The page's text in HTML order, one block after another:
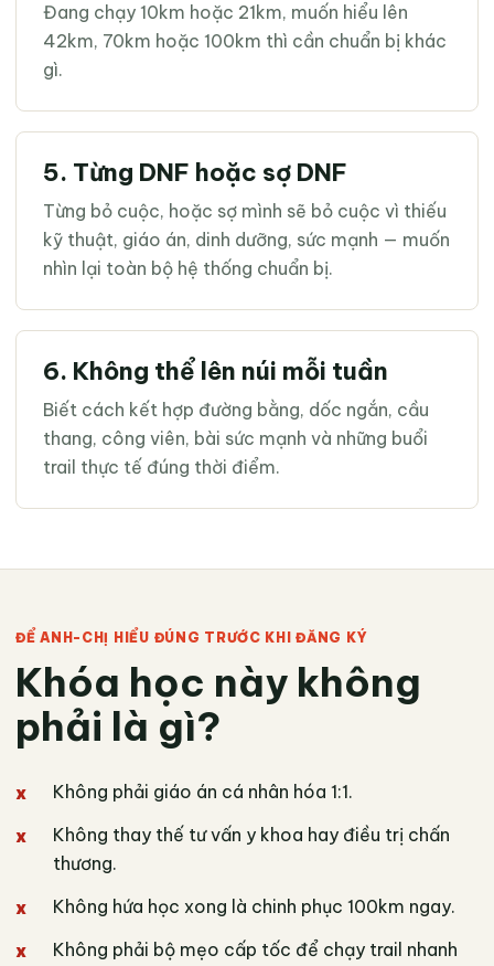
Đang chạy 10km hoặc 21km, muốn hiểu lên
42km, 70km hoặc 100km thì cần chuẩn bị khác
gì.
5. Từng DNF hoặc sợ DNF
Từng bỏ cuộc, hoặc sợ mình sẽ bỏ cuộc vì thiếu
kỹ thuật, giáo án, dinh dưỡng, sức mạnh — muốn
nhìn lại toàn bộ hệ thống chuẩn bị.
6. Không thể lên núi mỗi tuần
Biết cách kết hợp đường bằng, dốc ngắn, cầu
thang, công viên, bài sức mạnh và những buổi
trail thực tế đúng thời điểm.
ĐỂ ANH-CHỊ HIỂU ĐÚNG TRƯỚC KHI ĐĂNG KÝ
Khóa học này không
phải là gì?
Không phải giáo án cá nhân hóa 1:1.
Không thay thế tư vấn y khoa hay điều trị chấn
thương.
Không hứa học xong là chinh phục 100km ngay.
Không phải bộ mẹo cấp tốc để chạy trail nhanh